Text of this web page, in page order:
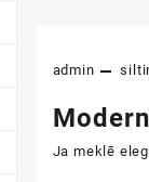
admin
Ja meklē